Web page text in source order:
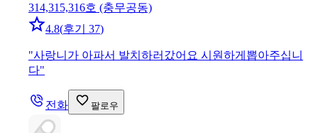
314,315,316호 (충무공동)
4.8(후기 37)
"사랑니가 아파서 발치하러갔어요 시원하게뽑아주십니
다"
전화 팔로우